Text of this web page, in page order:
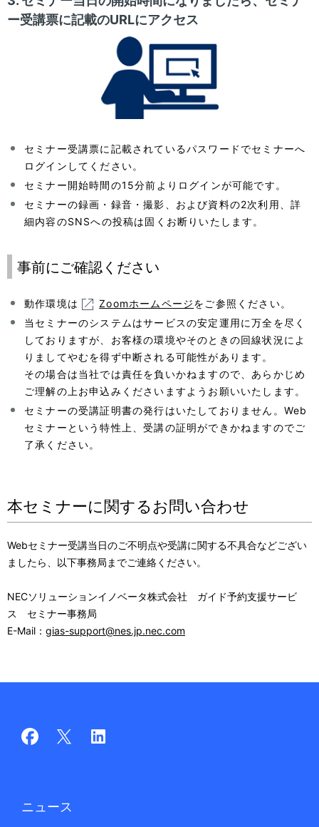
ー受講票に記載のURLにアクセス
セミナー受講票に記載されているパスワードでセミナーへ
ログインしてください。
セミナー開始時間の15分前よりログインが可能です。
セミナーの録画・録音・撮影、および資料の2次利用、詳
細内容のSNSへの投稿は固くお断りいたします。
事前にご確認ください
動作環境は Zoomホームページをご参照ください。
当セミナーのシステムはサービスの安定運用に万全を尽く
しておりますが、お客様の環境やそのときの回線状況によ
りましてやむを得ず中断される可能性があります。
その場合は当社では責任を負いかねますので、あらかじめ
ご理解の上お申込みくださいますようお願いいたします。
セミナーの受講証明書の発行はいたしておりません。Web
セミナーという特性上、受講の証明ができかねますのでご
了承ください。
本セミナーに関するお問い合わせ
Webセミナー受講当日のご不明点や受講に関する不具合などござい
ましたら、以下事務局までご連絡ください。
NECソリューションイノベータ株式会社 ガイド予約支援サービ
ス セミナー事務局
E-Mail： gias-support@nes.jp.nec.com
ニュース